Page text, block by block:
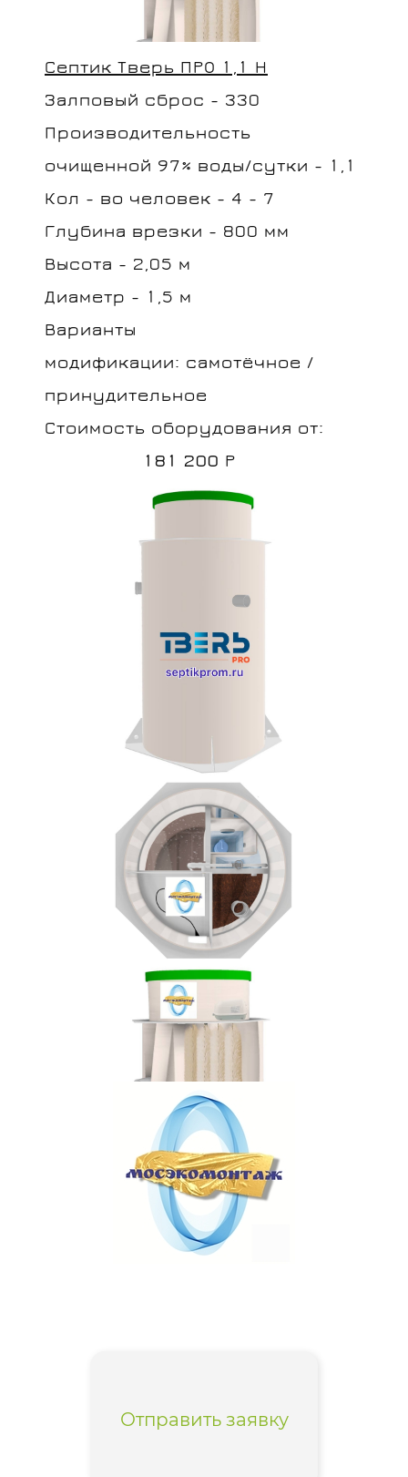
Отправить заявку
Септик Тверь ПРО 1,1 Н
Залповый сброс - 330
Производительность
очищенной 97% воды/сутки - 1,1
Кол - во человек - 4 - 7
Глубина врезки - 800 мм
Высота - 2,05 м
Диаметр - 1,5 м
Варианты
модификации: самотёчное /
принудительное
Стоимость оборудования от:
181 200 Р
Отправить заявку